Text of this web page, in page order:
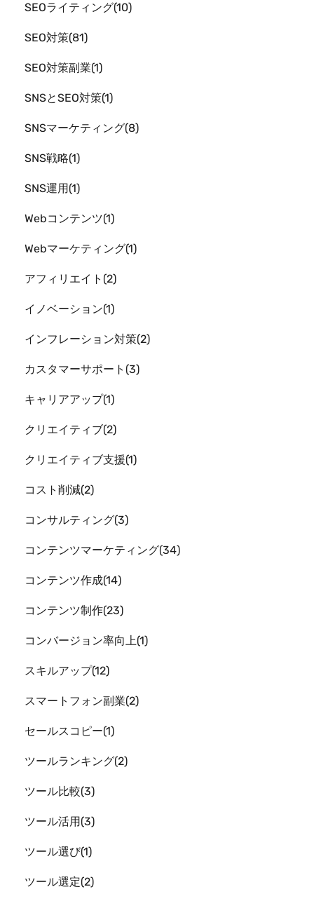
SEOライティング 10
SEO対策 81
SEO対策副業 1
SNSとSEO対策 1
SNSマーケティング 8
SNS戦略 1
SNS運用 1
Webコンテンツ 1
Webマーケティング 1
アフィリエイト 2
イノベーション 1
インフレーション対策 2
カスタマーサポート 3
キャリアアップ 1
クリエイティブ 2
クリエイティブ支援 1
コスト削減 2
コンサルティング 3
コンテンツマーケティング 34
コンテンツ作成 14
コンテンツ制作 23
コンバージョン率向上 1
スキルアップ 12
スマートフォン副業 2
セールスコピー 1
ツールランキング 2
ツール比較 3
ツール活用 3
ツール選び 1
ツール選定 2